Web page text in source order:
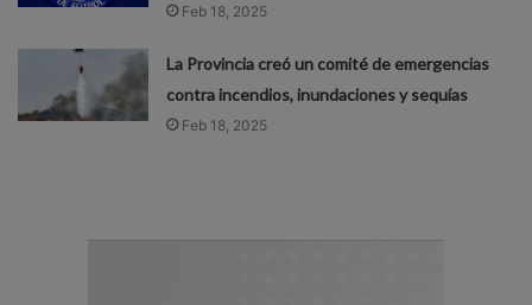
Feb 18, 2025
La Provincia creó un comité de emergencias
contra incendios, inundaciones y sequías
Feb 18, 2025